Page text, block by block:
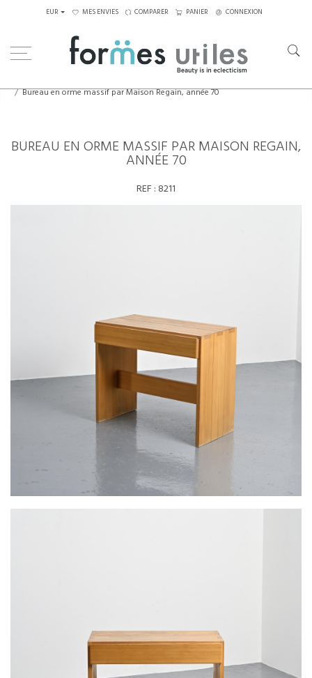
EUR MES ENVIES COMPARER PANIER CONNEXION
Bureau en orme massif par Maison Regain, année 70
BUREAU EN ORME MASSIF PAR MAISON REGAIN,
ANNÉE 70
REF : 8211